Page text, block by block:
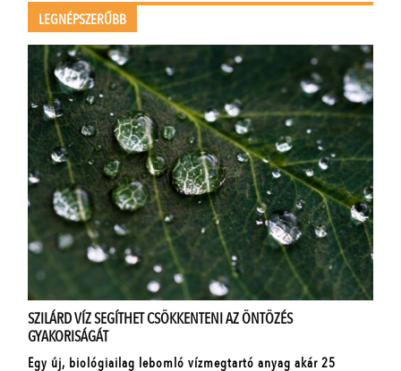
LEGNÉPSZERŰBB